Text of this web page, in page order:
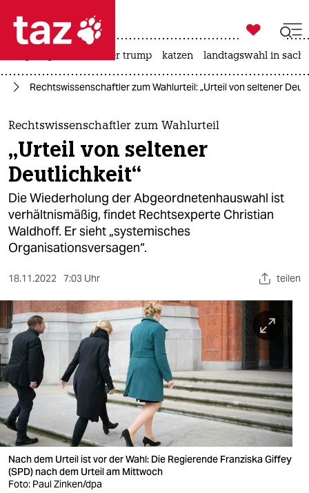
 taz zahl ich
taz zahl ich
themen
politik
öko
gesellschaft
kultur
sport
berlin
nord
wahrheit
verlag
verlag
veranstaltungen
shop

taz zahl ich
usa unter trump katzen landtagswahl in
Rechtswissenschaftler zum Wahlurteil: „Urteil von seltener
Rechtswissenschaftler zum Wahlurteil
„Urteil von seltener
Deutlichkeit“
Die Wiederholung der Abgeordnetenhauswahl ist
verhältnismäßig, findet Rechtsexperte Christian
Waldhoff. Er sieht „systemisches
Organisationsversagen“.
18.11.2022 7:03 Uhr teilen
Nach dem Urteil ist vor der Wahl: Die Regierende Franziska Giffey
(SPD) nach dem Urteil am Mittwoch
Foto: Paul Zinken/dpa